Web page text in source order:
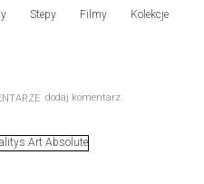
Stepy Filmy
Kolekcje
dodaj komentarz